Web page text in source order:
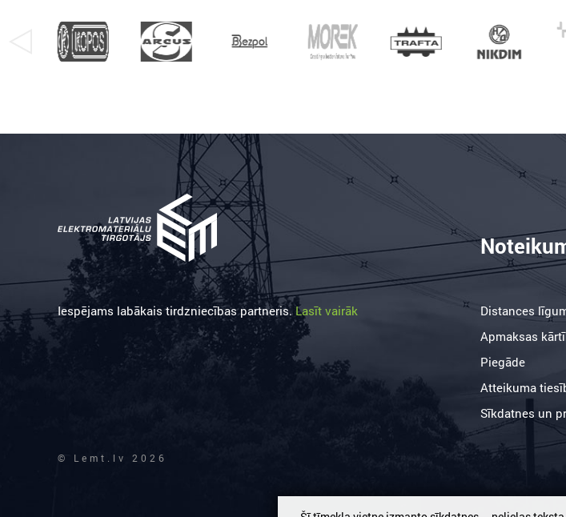
Iespējams labākais tirdzniecības partneris. Lasīt vairāk
Distances
Apmaksas
Piegāde
Atteikuma
Sīkdatnes un
© Lemt.lv 2026